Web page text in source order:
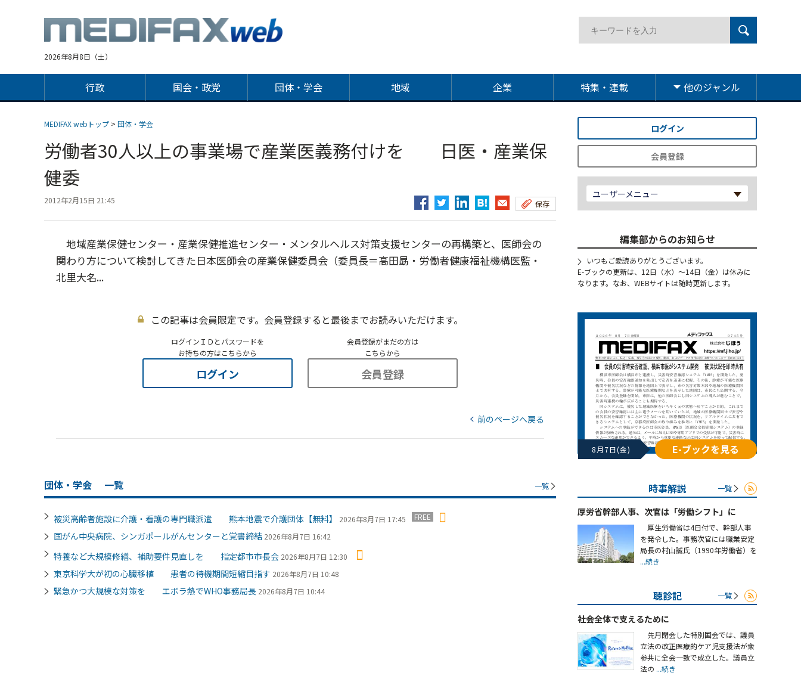
2026年8月8日（土）
行政 国会・政党 団体・学会 地域 企業 特集・連載 他のジャンル
MEDIFAX webトップ > 団体・学会
労働者30人以上の事業場で産業医義務付けを 日医・産業保
健委
2012年2月15日 21:45 保存
地域産業保健センター・産業保健推進センター・メンタルヘルス対策支援センターの再構築と、医師会の
関わり方について検討してきた日本医師会の産業保健委員会（委員長＝高田勗・労働者健康福祉機構医監・
北里大名...
この記事は会員限定です。会員登録すると最後までお読みいただけます。
ログインＩＤとパスワードを
お持ちの方はこちらから
ログイン
会員登録がまだの方は
こちらから
会員登録
前のページへ戻る
団体・学会 一覧 一覧
被災高齢者施設に介護・看護の専門職派遣 熊本地震で介護団体【無料】 2026年8月7日 17:45 FREE
国がん中央病院、シンガポールがんセンターと覚書締結 2026年8月7日 16:42
特養など大規模修繕、補助要件見直しを 指定都市市長会 2026年8月7日 12:30
東京科学大が初の心臓移植 患者の待機期間短縮目指す 2026年8月7日 10:48
緊急かつ大規模な対策を エボラ熱でWHO事務局長 2026年8月7日 10:44
ログイン
会員登録
ユーザーメニュー
編集部からのお知らせ
いつもご愛読ありがとうございます。
E-ブックの更新は、12日（水）～14日（金）は休みに
なります。なお、WEBサイトは随時更新します。
8月7日(金) E-ブックを見る
時事解説 一覧
厚労省幹部人事、次官は「労働シフト」に
厚生労働省は4日付で、幹部人事
を発令した。事務次官には職業安定
局長の村山誠氏（1990年労働省）を
...続き
聴診記 一覧
社会全体で支えるために
先月閉会した特別国会では、議員
立法の改正医療的ケア児支援法が衆
参共に全会一致で成立した。議員立
法の ...続き